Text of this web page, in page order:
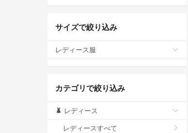
サイズで絞り込み
レディース服
カテゴリで絞り込み
レディース
レディースすべて